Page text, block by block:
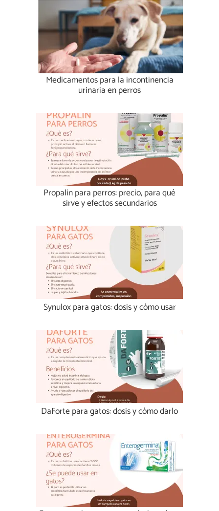
Medicamentos para la incontinencia
urinaria en perros
Propalin para perros: precio, para qué
sirve y efectos secundarios
Synulox para gatos: dosis y cómo usar
DaForte para gatos: dosis y cómo darlo